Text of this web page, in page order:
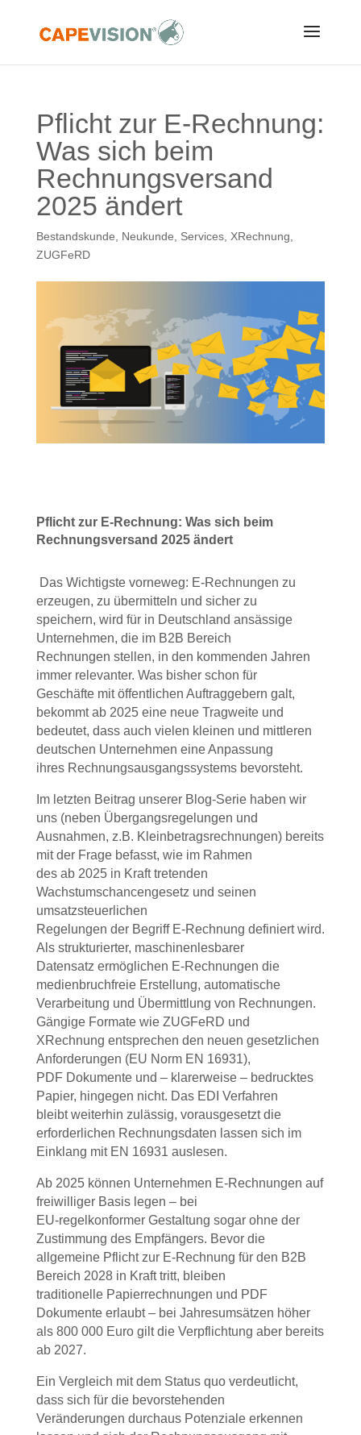
Pflicht zur E-Rechnung:
Was sich beim
Rechnungsversand
2025 ändert
Bestandskunde Neukunde Services, XRechnung
ZUGFeRD
Pflicht zur E-Rechnung: Was sich beim
Rechnungsversand 2025 ändert
Das Wichtigste vorneweg: E-Rechnungen zu
erzeugen, zu übermitteln und sicher zu
speichern, wird für in Deutschland ansässige
Unternehmen, die im B2B Bereich
Rechnungen stellen, in den kommenden Jahren
immer relevanter. Was bisher schon für
Geschäfte mit öffentlichen Auftraggebern galt,
bekommt ab 2025 eine neue Tragweite und
bedeutet, dass auch vielen kleinen und mittleren
deutschen Unternehmen eine Anpassung
ihres Rechnungsausgangssystems bevorsteht.
Im letzten Beitrag unserer Blog-Serie haben wir
uns (neben Übergangsregelungen und
Ausnahmen, z.B. Kleinbetragsrechnungen) bereits
mit der Frage befasst, wie im Rahmen
des ab 2025 in Kraft tretenden
Wachstumschancengesetz und seinen
umsatzsteuerlichen
Regelungen der Begriff E-Rechnung definiert wird.
Als strukturierter, maschinenlesbarer
Datensatz ermöglichen E-Rechnungen die
medienbruchfreie Erstellung, automatische
Verarbeitung und Übermittlung von Rechnungen.
Gängige Formate wie ZUGFeRD und
XRechnung entsprechen den neuen gesetzlichen
Anforderungen (EU Norm EN 16931),
PDF Dokumente und – klarerweise – bedrucktes
Papier, hingegen nicht. Das EDI Verfahren
bleibt weiterhin zulässig, vorausgesetzt die
erforderlichen Rechnungsdaten lassen sich im
Einklang mit EN 16931 auslesen.
Ab 2025 können Unternehmen E-Rechnungen auf
freiwilliger Basis legen – bei
EU-regelkonformer Gestaltung sogar ohne der
Zustimmung des Empfängers. Bevor die
allgemeine Pflicht zur E-Rechnung für den B2B
Bereich 2028 in Kraft tritt, bleiben
traditionelle Papierrechnungen und PDF
Dokumente erlaubt – bei Jahresumsätzen höher
als 800 000 Euro gilt die Verpflichtung aber bereits
ab 2027.
Ein Vergleich mit dem Status quo verdeutlicht,
dass sich für die bevorstehenden
Veränderungen durchaus Potenziale erkennen